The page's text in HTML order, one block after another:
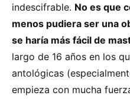
indescifrable. No es que
menos pudiera ser una
se haría más fácil de
largo de 16 años en los
antológicas
empieza con mucha